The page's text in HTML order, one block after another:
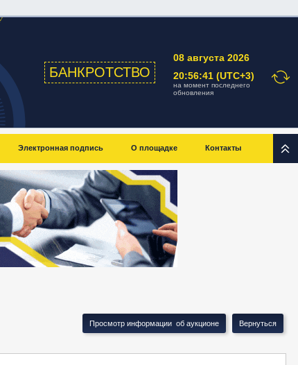
БАНКРОТСТВО
08 августа 2026
20:56:41 (UTC+3)
на момент последнего
обновления
Электронная подпись О площадке Контакты